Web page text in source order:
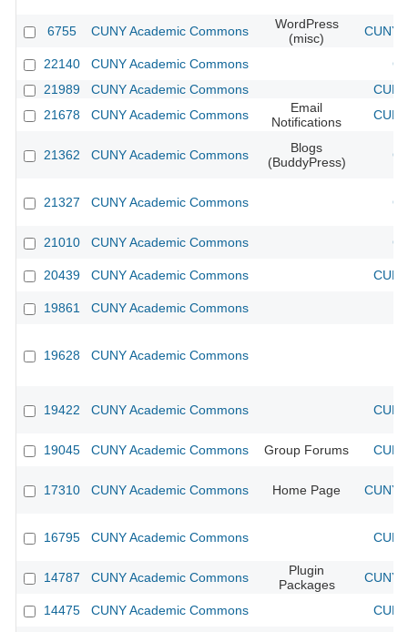
6755 CUNY Academic Commons
WordPress
(misc)
CUNY
22140 CUNY Academic Commons
21989
CUNY Academic Commons
21678
CUNY Academic Commons
Email
Notifications
21362 CUNY Academic Commons
Blogs
(BuddyPress)
21327 CUNY Academic Commons
21010 CUNY Academic Commons
20439 CUNY Academic Commons
19861 CUNY Academic Commons
19628 CUNY Academic Commons
19422 CUNY Academic Commons
19045 CUNY Academic Commons Group Forums
17310 CUNY Academic Commons Home Page CUNY
16795 CUNY Academic Commons
14787 CUNY Academic Commons
Plugin
Packages
CUNY
14475 CUNY Academic Commons